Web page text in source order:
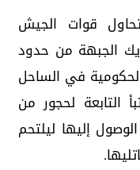
قوات الجيش
الجبهة من حدود
في الساحل
التابعة لحجور من
إليها ليلتحم